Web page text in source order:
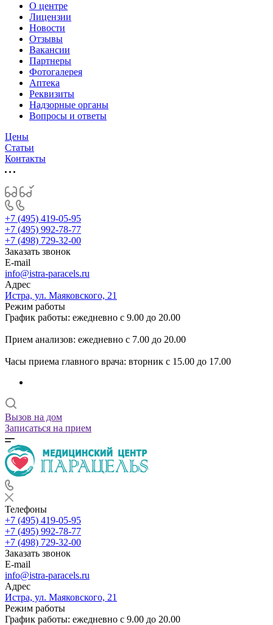
О центре
Лицензии
Новости
Отзывы
Вакансии
Партнеры
Фотогалерея
Аптека
Реквизиты
Надзорные органы
Вопросы и ответы
Цены
Статьи
Контакты
+7 (495) 419-05-95
+7 (495) 992-78-77
+7 (498) 729-32-00
Заказать звонок
E-mail
info@istra-paracels.ru
Адрес
Истра, ул. Маяковского, 21
Режим работы
График работы: ежедневно с 9.00 до 20.00
Прием анализов: ежедневно с 7.00 до 20.00
Часы приема главного врача: вторник с 15.00 до 17.00
Вызов на дом
Записаться на прием
Телефоны
+7 (495) 419-05-95
+7 (495) 992-78-77
+7 (498) 729-32-00
Заказать звонок
E-mail
info@istra-paracels.ru
Адрес
Истра, ул. Маяковского, 21
Режим работы
График работы: ежедневно с 9.00 до 20.00